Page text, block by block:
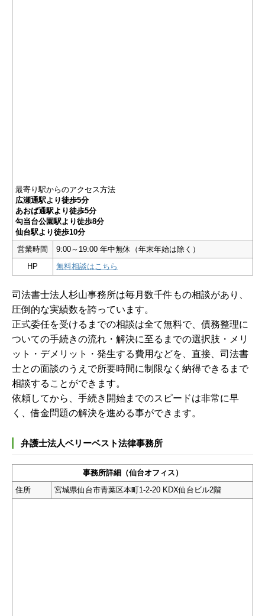
最寄り駅からのアクセス方法
広瀬通駅より徒歩5分
あおば通駅より徒歩5分
勾当台公園駅より徒歩8分
仙台駅より徒歩10分
営業時間
9:00～19:00 年中無休（年末年始は除く）
HP
無料相談はこちら
司法書士法人杉山事務所は毎月数千件もの相談があり、
圧倒的な実績数を誇っています。
正式委任を受けるまでの相談は全て無料で、債務整理に
ついての手続きの流れ・解決に至るまでの選択肢・メリ
ット・デメリット・発生する費用などを、直接、司法書
士との面談のうえで所要時間に制限なく納得できるまで
相談することができます。
依頼してから、手続き開始までのスピードは非常に早
く、借金問題の解決を進める事ができます。
弁護士法人ベリーベスト法律事務所
事務所詳細（仙台オフィス）
住所
宮城県仙台市青葉区本町1-2-20 KDX仙台ビル2階